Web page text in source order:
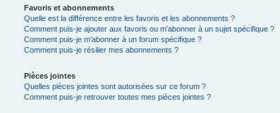
Favoris et abonnements
Quelle est la différence entre les favoris et les abonnements ?
Comment puis-je ajouter aux favoris ou m’abonner à un sujet spécifique ?
Comment puis-je m’abonner à un forum spécifique ?
Comment puis-je résilier mes abonnements ?
Pièces jointes
Quelles pièces jointes sont autorisées sur ce forum ?
Comment puis-je retrouver toutes mes pièces jointes ?